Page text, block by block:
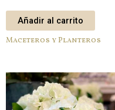
Añadir al carrito
Maceteros y Planteros